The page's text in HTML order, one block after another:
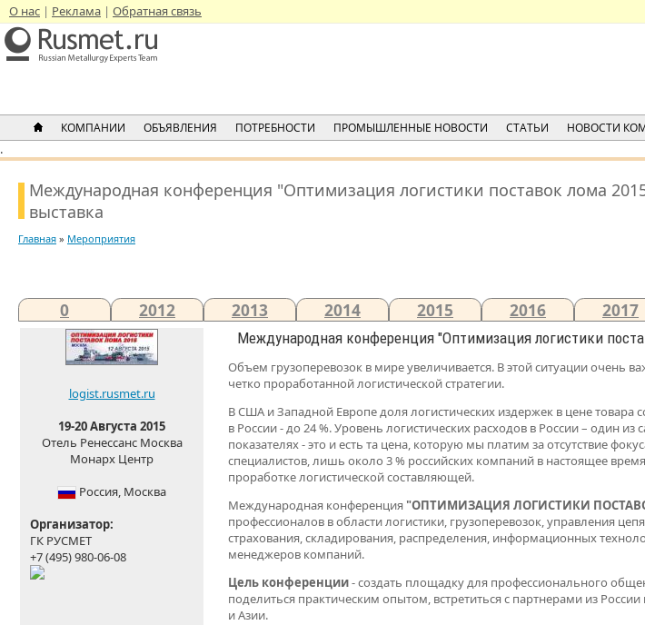
О нас Реклама Обратная связь
КОМПАНИИ ОБЪЯВЛЕНИЯ ПОТРЕБНОСТИ ПРОМЫШЛЕННЫЕ НОВОСТИ СТАТЬИ НОВОСТИ
.
Международная конференция "Оптимизация логистики поставок лома
выставка
Главная » Мероприятия
0 2012 2013 2014 2015 2016 2017
logist.rusmet.ru
19-20 Августа 2015
Отель Ренессанс Москва
Монарх Центр
Россия, Москва
Организатор:
ГК РУСМЕТ
+7 (495) 980-06-08
Международная конференция "Оптимизация логистики
Объем грузоперевозок в мире увеличивается. В этой ситуации очень
четко проработанной логистической стратегии.
В США и Западной Европе доля логистических издержек в цене товара
в России - до 24 %. Уровень логистических расходов в России – один
показателях - это и есть та цена, которую мы платим за отсутствие
специалистов, лишь около 3 % российских компаний в настоящее
проработке логистической составляющей.
Международная конференция "ОПТИМИЗАЦИЯ ЛОГИСТИКИ
профессионалов в области логистики, грузоперевозок, управления
страхования, складирования, распределения, информационных
менеджеров компаний.
Цель конференции- создать площадку для профессионального
поделиться практическим опытом, встретиться с партнерами из
и Азии.